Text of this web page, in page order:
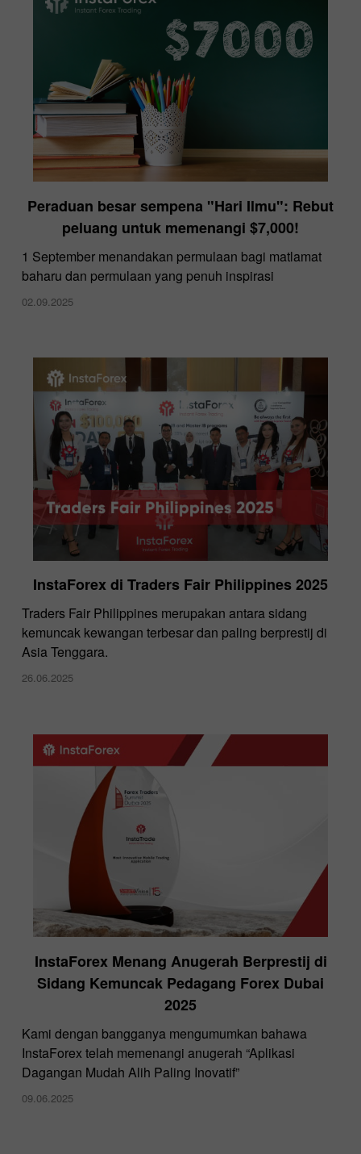
Peraduan besar sempena "Hari Ilmu": Rebut
peluang untuk memenangi $7,000!
1 September menandakan permulaan bagi matlamat
baharu dan permulaan yang penuh inspirasi
02.09.2025
InstaForex di Traders Fair Philippines 2025
Traders Fair Philippines merupakan antara sidang
kemuncak kewangan terbesar dan paling berprestij di
Asia Tenggara.
26.06.2025
InstaForex Menang Anugerah Berprestij di
Sidang Kemuncak Pedagang Forex Dubai
2025
Kami dengan bangganya mengumumkan bahawa
InstaForex telah memenangi anugerah “Aplikasi
Dagangan Mudah Alih Paling Inovatif”
09.06.2025